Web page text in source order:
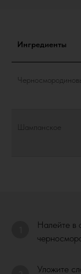
Ингредиенты
Шампанское
Налейте в
Уложите